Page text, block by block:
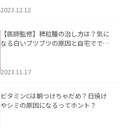
2023.12.12
【医師監修】稗粒腫の治し方は？気に
なる白いブツブツの原因と自宅ででき
2023.11.17
ビタミンCは朝つけちゃだめ？日焼け
やシミの原因になるってホント？